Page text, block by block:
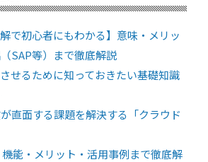
で初心者にもわかる】意味・メリッ
SAP等）まで徹底解説
せるために知っておきたい基礎知識
直面する課題を解決する「クラウド
能・メリット・活用事例まで徹底解